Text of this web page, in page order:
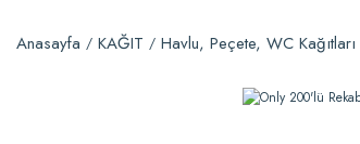
Anasayfa KAĞIT Havlu, Peçete, WC